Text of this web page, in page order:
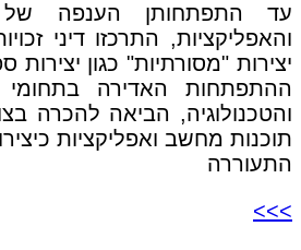
עד התפתחותן הענפה
והאפליקציות, התרכזו דיני
יצירות "מסורתיות" כגון יצירות
ההתפתחות האדירה
והטכנולוגיה, הביאה להכרה
תוכנות מחשב ואפליקציות
התעוררה
>>>